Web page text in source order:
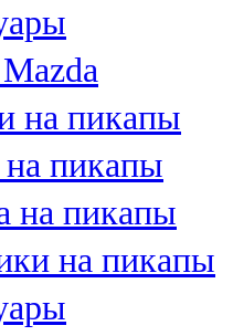
на пикапы
пикапы
на пикапы
на пикапы